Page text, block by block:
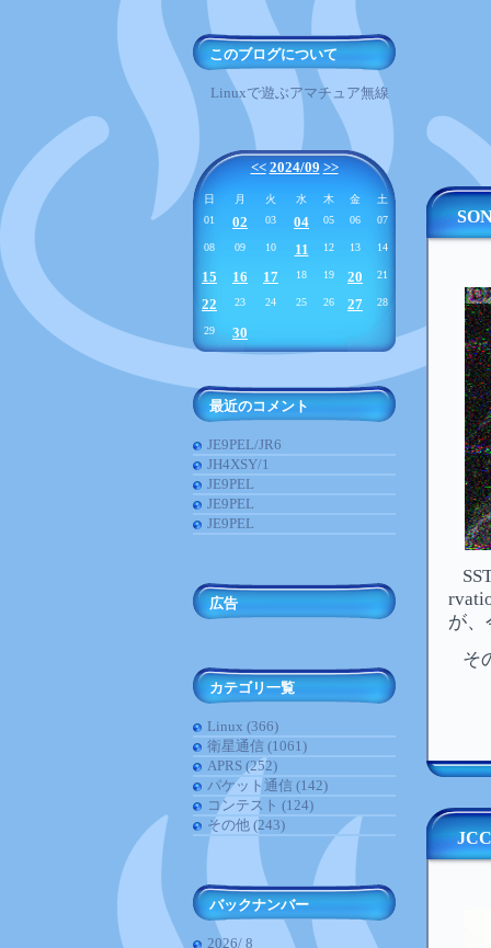
このブログについて
Linuxで遊ぶアマチュア無線
<< 2024/09 >>
日 月 火 水 木 金
土
01
02 03 04 05 06 07
08 09 10 11 12 13 14
15 16 17 18 19 20 21
22 23 24 25 26 27 28
29 30
最近のコメント
JE9PEL/JR6
JH4XSY/1
JE9PEL
JE9PEL
JE9PEL
広告
カテゴリ一覧
Linux (366)
衛星通信 (1061)
APRS (252)
パケット通信 (142)
コンテスト (124)
その他 (243)
バックナンバー
2026/ 8
が、
そ